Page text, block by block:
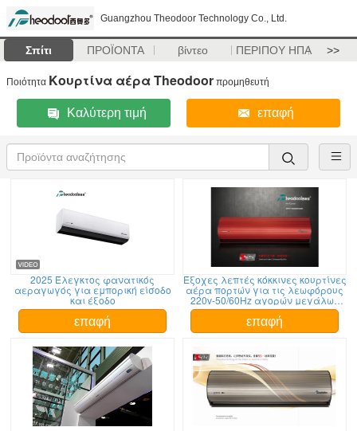
Guangzhou Theodoor Technology Co., Ltd.
Σπίτι ΠΡΟΪΟΝΤΑ βίντεο ΠΕΡΙΠΟΥ ΗΠΑ >>
Ποιότητα Κουρτίνα αέρα Theodoor προμηθευτή
Καλύτερη τιμή επαφή
2025 Έλεγκτος φανατικός
αεραγωγός για εμπορική είσοδο
και έξοδο
επαφή
Έξοχες λεπτές κόκκινες κουρτίνες
αέρα πορτών για τις λεωφόρους
220v-50/60Hz αγορών μεγάλων
κλιμάκων
επαφή